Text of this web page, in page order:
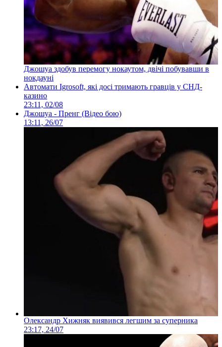
Джошуа здобув перемогу нокаутом, двічі побувавши в
нокдауні
Автомати Igrosoft, які досі тримають гравців у СНД-
казино
23:11, 02/08
Джошуа - Пренг (Відео бою)
13:11, 26/07
Олександр Хижняк виявився легшим за суперника
23:17, 24/07